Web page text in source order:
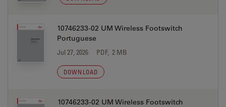
10746233-02 UM Wireless Footswitch
Portuguese
Jul 27, 2026 PDF, 2 MB
DOWNLOAD
10746233-02 UM Wireless Footswitch